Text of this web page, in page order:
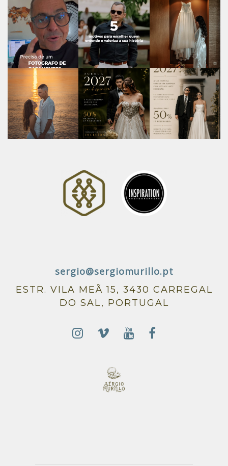
sergio@sergiomurillo.pt
ESTR. VILA MEÃ 15, 3430 CARREGAL
DO SAL, PORTUGAL